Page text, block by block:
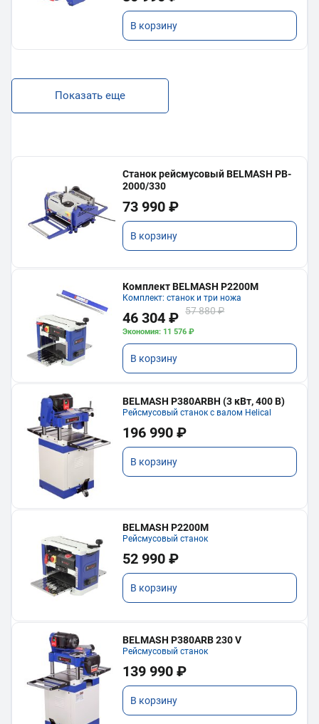
В корзину
Показать еще
Станок рейсмусовый BELMASH PB-
2000/330
73 990 ₽
В корзину
Комплект BELMASH P2200M
Комплект: станок и три ножа
46 304 ₽ 57 880 ₽
Экономия: 11 576 ₽
В корзину
BELMASH P380ARBH (3 кВт, 400 В)
Рейсмусовый станок с валом Helical
196 990 ₽
В корзину
BELMASH P2200M
Рейсмусовый станок
52 990 ₽
В корзину
BELMASH P380ARB 230 V
Рейсмусовый станок
139 990 ₽
В корзину